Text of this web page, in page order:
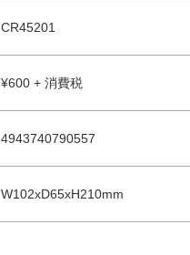
CR45201
¥600 + 消費税
4943740790557
W102xD65xH210mm